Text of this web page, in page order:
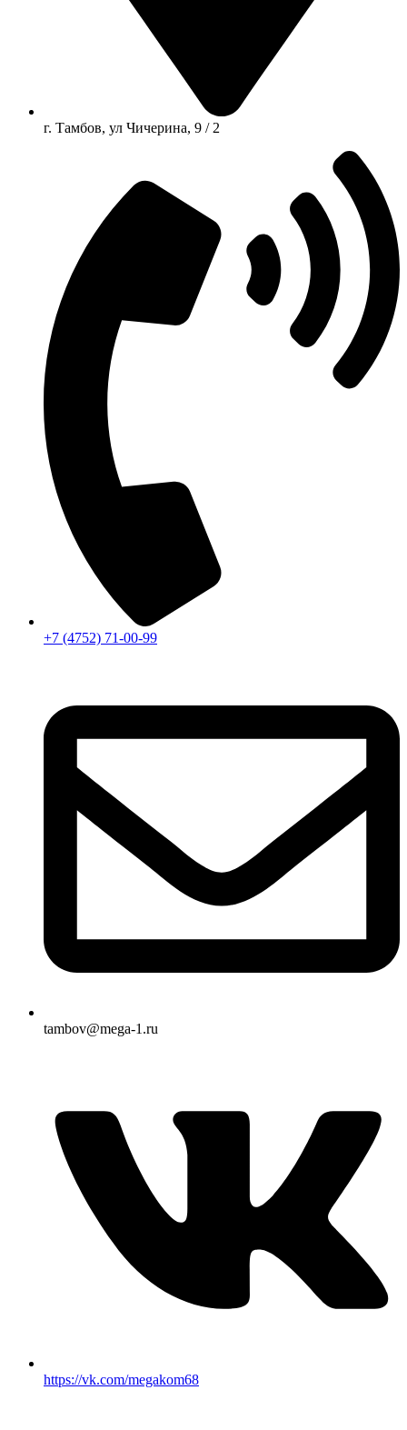
г. Тамбов, ул Чичерина, 9 / 2
+7 (4752) 71-00-99
tambov@mega-1.ru
https://vk.com/megakom68